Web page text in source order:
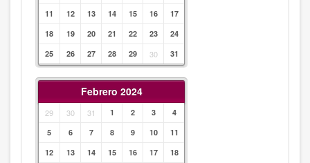
11
12 13 14 15 16
17
18
19 20 21 22 23
24
25
26 27 28 29 30 31
Febrero 2024
29 30 31 1 2 3
4
5
6 7 8 9 10
11
12
13 14 15 16 17
18